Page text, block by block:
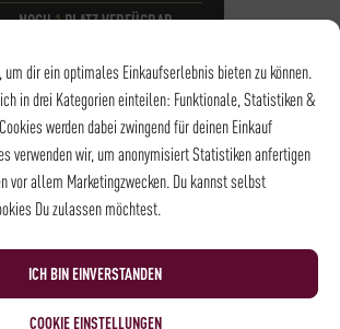
um dir ein optimales Einkaufserlebnis bieten zu können.
in drei Kategorien einteilen: Funktionale, Statistiken &
werden dabei zwingend für deinen Einkauf
verwenden wir, um anonymisiert Statistiken anfertigen
vor allem Marketingzwecken. Du kannst selbst
Du zulassen möchtest.
ICH BIN EINVERSTANDEN
COOKIE EINSTELLUNGEN
NOCH1PLATZ VERFÜGBAR
UHRZEIT 10:00 - 13:00
ORT Rösterei und
Kaffeehaus
NEWSLETTER